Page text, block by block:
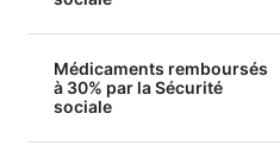
Médicaments remboursés
à 30% par la Sécurité
sociale